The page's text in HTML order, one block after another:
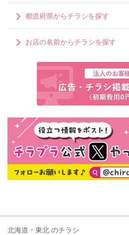
都道府県からチラシを探す
お店の名前からチラシを探す
北海道・東北 のチラシ